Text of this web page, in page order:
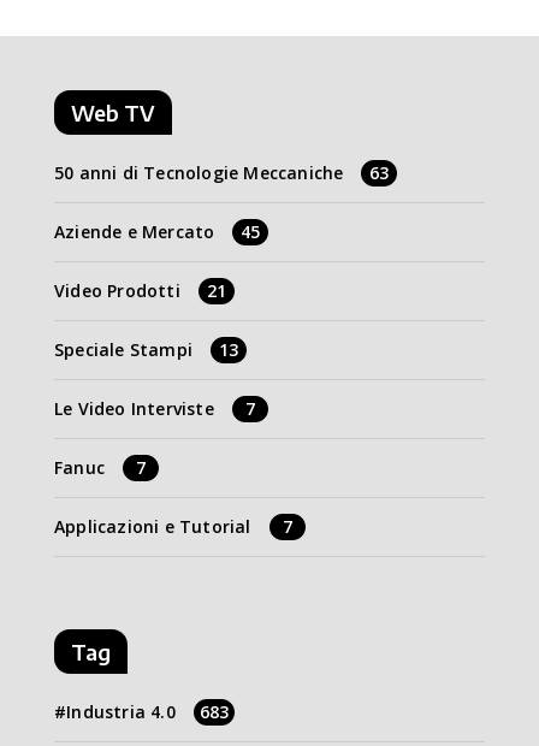
Web TV
50 anni di Tecnologie Meccaniche 63
Aziende e Mercato 45
Video Prodotti 21
Speciale Stampi 13
Le Video Interviste 7
Fanuc 7
Applicazioni e Tutorial 7
Tag
Industria 4.0 683